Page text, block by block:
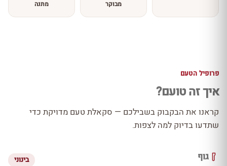
מבוקר
מתנה
פרופיל הטעם
איך זה טועם?
קראנו את הבקבוק בשבילכם — סקאלת טעם מדויקת כדי
שתדעו בדיוק למה לצפות.
גוף בינוני